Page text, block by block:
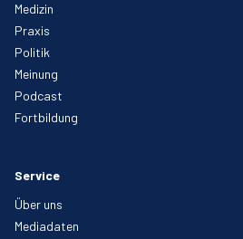
Medizin
Praxis
Politik
Meinung
Podcast
Fortbildung
Service
Über uns
Mediadaten